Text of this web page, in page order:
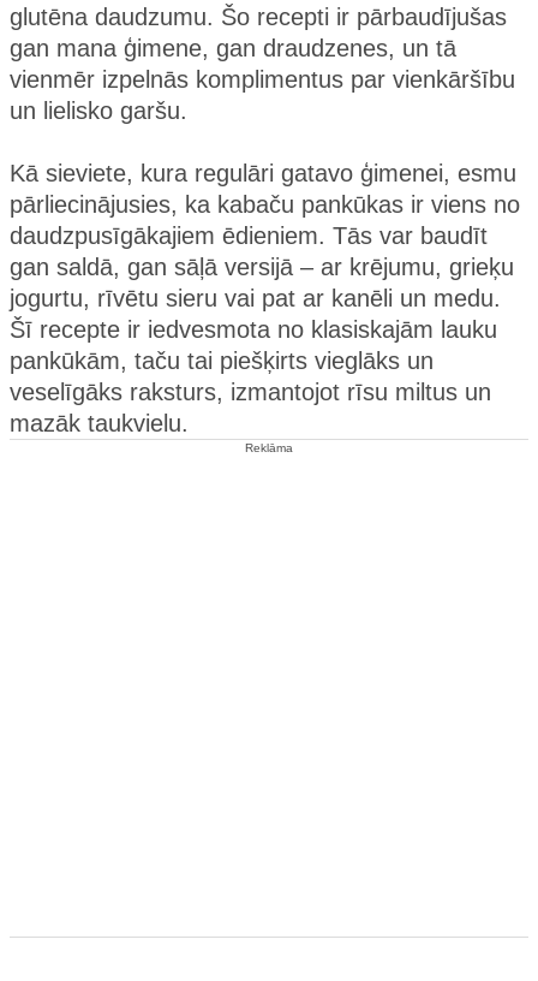
glutēna daudzumu. Šo recepti ir pārbaudījušas
gan mana ģimene, gan draudzenes, un tā
vienmēr izpelnās komplimentus par vienkāršību
un lielisko garšu.
Kā sieviete, kura regulāri gatavo ģimenei, esmu
pārliecinājusies, ka kabaču pankūkas ir viens no
daudzpusīgākajiem ēdieniem. Tās var baudīt
gan saldā, gan sāļā versijā – ar krējumu, grieķu
jogurtu, rīvētu sieru vai pat ar kanēli un medu.
Šī recepte ir iedvesmota no klasiskajām lauku
pankūkām, taču tai piešķirts vieglāks un
veselīgāks raksturs, izmantojot rīsu miltus un
mazāk taukvielu.
Reklāma